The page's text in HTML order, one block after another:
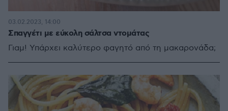
Σπαγγέτι με εύκολη σάλτσα ντομάτας
Γιαμ! Υπάρχει καλύτερο φαγητό από τη μακαρονάδα;
03.02.2023, 14:00